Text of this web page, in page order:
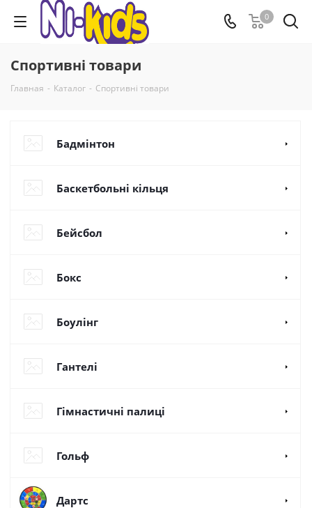
0
Спортивні товари
Главная - Каталог - Спортивні товари
Бадмінтон
Баскетбольні кільця
Бейсбол
Бокс
Боулінг
Гантелі
Гімнастичні палиці
Гольф
Дартс